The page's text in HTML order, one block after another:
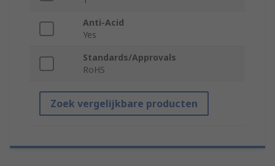
Anti-Acid
Yes
Standards/Approvals
RoHS
Zoek vergelijkbare producten